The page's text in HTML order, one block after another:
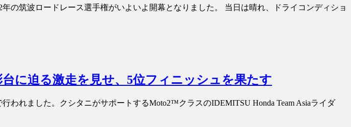
の筑波ロードレース選手権がいよいよ開幕となりました。 当日は晴れ、ドライコンディショ
に迫る激走を見せ、5位フィニッシュを果たす
れました。クシタニがサポートするMoto2™クラスのIDEMITSU Honda Team Asiaライダ